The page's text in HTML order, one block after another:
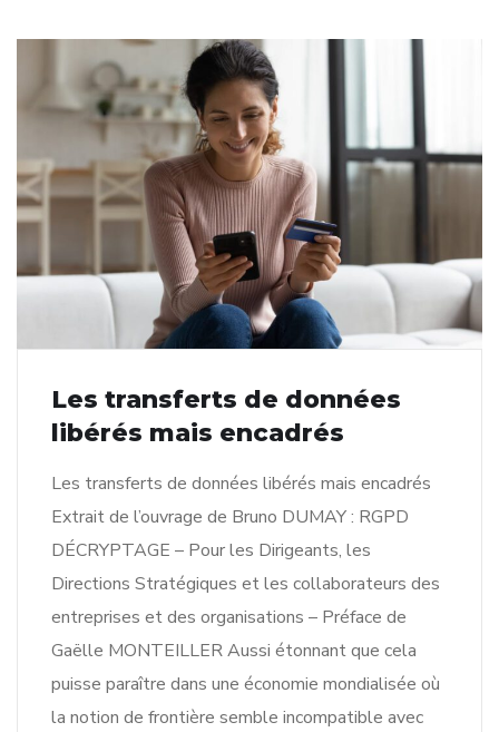
Les transferts de données
libérés mais encadrés
Les transferts de données libérés mais encadrés
Extrait de l’ouvrage de Bruno DUMAY : RGPD
DÉCRYPTAGE – Pour les Dirigeants, les
Directions Stratégiques et les collaborateurs des
entreprises et des organisations – Préface de
Gaëlle MONTEILLER Aussi étonnant que cela
puisse paraître dans une économie mondialisée où
la notion de frontière semble incompatible avec